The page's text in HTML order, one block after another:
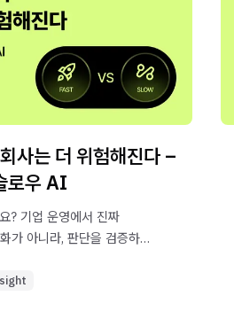
사는 더 위험해진다 –
로우 AI
? 기업 운영에서 진짜
가 아니라, 판단을 검증하고
확인하세요.